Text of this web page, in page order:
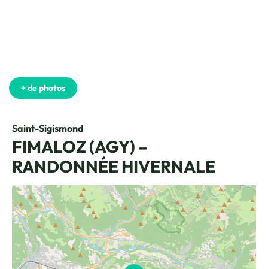
Saint-Sigismond
FIMALOZ (AGY) –
RANDONNÉE HIVERNALE
+ de photos